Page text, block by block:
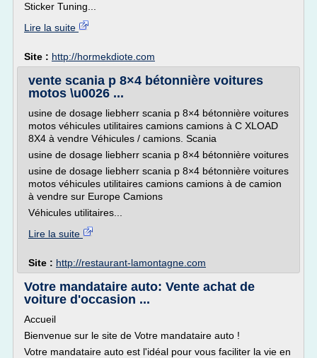
Sticker Tuning...
Lire la suite
Site : http://hormekdiote.com
vente scania p 8×4 bétonnière voitures
motos \u0026 ...
usine de dosage liebherr scania p 8×4 bétonnière voitures
motos véhicules utilitaires camions camions à C XLOAD
8X4 à vendre Véhicules / camions. Scania
usine de dosage liebherr scania p 8×4 bétonnière voitures
usine de dosage liebherr scania p 8×4 bétonnière voitures
motos véhicules utilitaires camions camions à de camion
à vendre sur Europe Camions
Véhicules utilitaires...
Lire la suite
Site : http://restaurant-lamontagne.com
Votre mandataire auto: Vente achat de
voiture d'occasion ...
Accueil
Bienvenue sur le site de Votre mandataire auto !
Votre mandataire auto est l'idéal pour vous faciliter la vie en